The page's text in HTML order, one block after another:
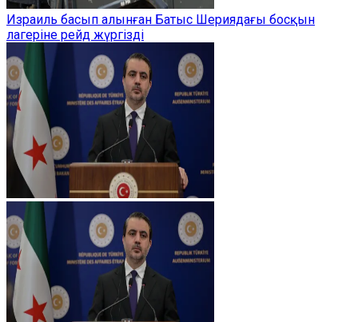
Израиль басып алынған Батыс Шериядағы босқын
лагеріне рейд жүргізді